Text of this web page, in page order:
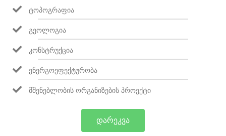
ᲢᲝᲞᲝᲒᲠᲐᲤᲘᲐ
ᲒᲔᲝᲚᲝᲒᲘᲐ
ᲙᲝᲜᲡᲢᲠᲣᲥᲪᲘᲐ
ᲔᲜᲔᲠᲒᲝᲔᲤᲔᲥᲢᲣᲠᲝᲑᲐ
ᲛᲨᲔᲜᲔᲑᲚᲝᲑᲘᲡ ᲝᲠᲒᲐᲜᲘᲖᲔᲑᲘᲡ ᲞᲠᲝᲔᲥᲢᲘ
ᲓᲐᲠᲔᲙᲕᲐ